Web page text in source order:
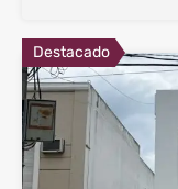
Destacado